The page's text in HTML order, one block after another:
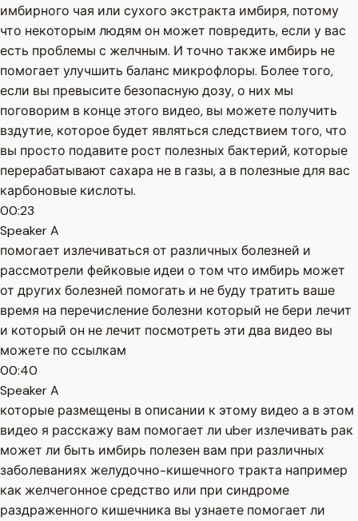
имбирного чая или сухого экстракта имбиря, потому
что некоторым людям он может повредить, если у вас
есть проблемы с желчным. И точно также имбирь не
помогает улучшить баланс микрофлоры. Более того,
если вы превысите безопасную дозу, о них мы
поговорим в конце этого видео, вы можете получить
вздутие, которое будет являться следствием того, что
вы просто подавите рост полезных бактерий, которые
перерабатывают сахара не в газы, а в полезные для вас
карбоновые кислоты.
00:23
Speaker A
помогает излечиваться от различных болезней и
рассмотрели фейковые идеи о том что имбирь может
от других болезней помогать и не буду тратить ваше
время на перечисление болезни который не бери лечит
и который он не лечит посмотреть эти два видео вы
можете по ссылкам
00:40
Speaker A
которые размещены в описании к этому видео а в этом
видео я расскажу вам помогает ли uber излечивать рак
может ли быть имбирь полезен вам при различных
заболеваниях желудочно-кишечного тракта например
как желчегонное средство или при синдроме
раздраженного кишечника вы узнаете помогает ли